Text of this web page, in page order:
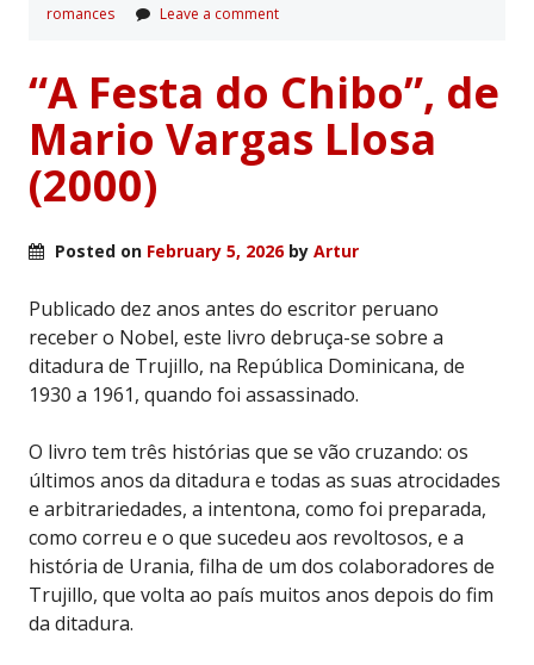
romances Leave a comment
“A Festa do Chibo”, de
Mario Vargas Llosa
(2000)
Posted on February 5, 2026by Artur
Publicado dez anos antes do escritor peruano
receber o Nobel, este livro debruça-se sobre a
ditadura de Trujillo, na República Dominicana, de
1930 a 1961, quando foi assassinado.
O livro tem três histórias que se vão cruzando: os
últimos anos da ditadura e todas as suas atrocidades
e arbitrariedades, a intentona, como foi preparada,
como correu e o que sucedeu aos revoltosos, e a
história de Urania, filha de um dos colaboradores de
Trujillo, que volta ao país muitos anos depois do fim
da ditadura.